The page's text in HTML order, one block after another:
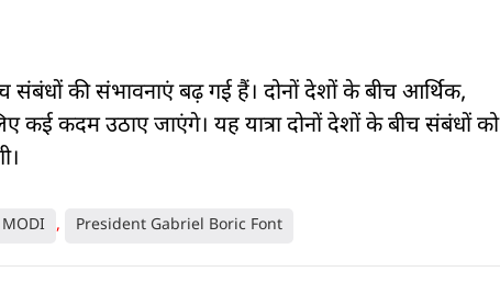
संबंधों की संभावनाएं बढ़ गई हैं। दोनों देशों के बीच आर्थिक,
कदम उठाए जाएंगे। यह यात्रा दोनों देशों के बीच संबंधों को
MODI , President Gabriel Boric Font